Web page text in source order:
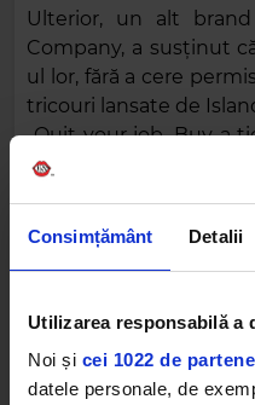
Consimțământ Detalii
Utilizarea responsabilă a
Noi și cei 1022 de
datele personale, de
Ulterior, un alt
Company, a susținut
ul lor, fără a cere
tricouri lansate de
„Quit your job. Buy a
Never return.”,
cu textul „Run away.
FOTO: TMZ